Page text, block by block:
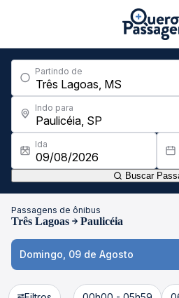
Partindo de
Indo para
Ida
Buscar
Passagens de ônibus
Três Lagoas Paulicéia
Domingo, 09 de Agosto